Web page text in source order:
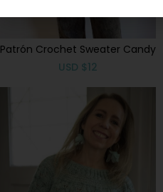
Patrón Crochet Sweater Candy
USD $12